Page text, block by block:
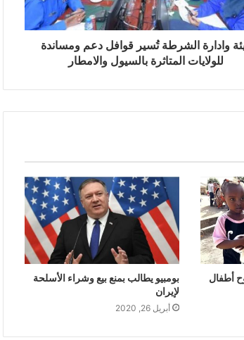
وادارة الشرطة تُسير قوافل دعم ومساندة
للولايات المتاثرة بالسيول والامطار
أطفال
بومبيو يطالب بمنع بيع وشراء الأسلحة
لإيران
أبريل 26, 2020